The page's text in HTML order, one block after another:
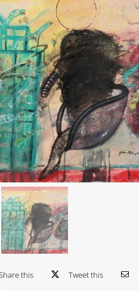
this Tweet this